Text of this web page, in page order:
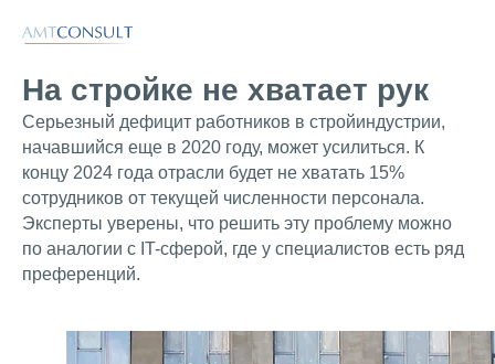
На стройке не хватает рук
Серьезный дефицит работников в стройиндустрии,
начавшийся еще в 2020 году, может усилиться. К
концу 2024 года отрасли будет не хватать 15%
сотрудников от текущей численности персонала.
Эксперты уверены, что решить эту проблему можно
по аналогии с IT-сферой, где у специалистов есть ряд
преференций.